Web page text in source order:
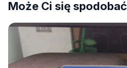
Może Ci się spodobać